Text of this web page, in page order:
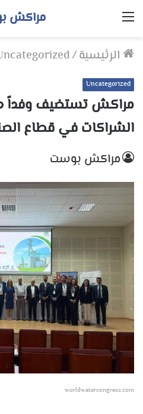
مراكش القائمة
الرئيسية/
Uncategorized
مراكش تستضيف وفداً
الشراكات في قطاع
مراكش بوست
worldwatercongress.com